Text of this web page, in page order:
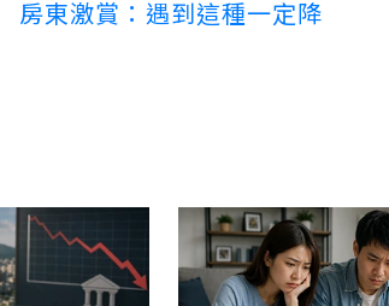
房東激賞：遇到這種一定降